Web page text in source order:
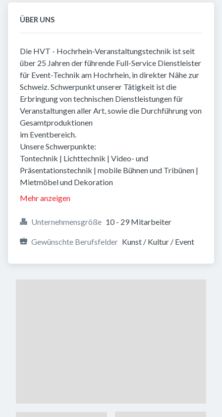
ÜBER UNS
Die HVT - Hochrhein-Veranstaltungstechnik ist seit
über 25 Jahren der führende Full-Service Dienstleister
für Event-Technik am Hochrhein, in direkter Nähe zur
Schweiz. Schwerpunkt unserer Tätigkeit ist die
Erbringung von technischen Dienstleistungen für
Veranstaltungen aller Art, sowie die Durchführung von
Gesamtproduktionen
im Eventbereich.
Unsere Schwerpunkte:
Tontechnik | Lichttechnik | Video- und
Präsentationstechnik | mobile Bühnen und Tribünen |
Mietmöbel und Dekoration
Mehr anzeigen
Unternehmensgröße 10 - 29 Mitarbeiter
Gewünschte Berufsfelder Kunst / Kultur / Event